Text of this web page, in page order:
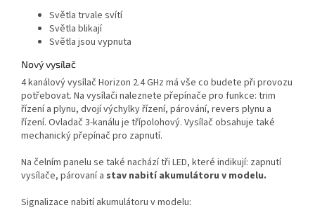
Světla trvale svítí
Světla blikají
Světla jsou vypnuta
Nový vysílač
4 kanálový vysílač Horizon 2.4 GHz má vše co budete při provozu
potřebovat. Na vysílači naleznete přepínače pro funkce: trim
řízení a plynu, dvojí výchylky řízení, párování, revers plynu a
řízení. Ovladač 3-kanálu je třípolohový. Vysílač obsahuje také
mechanický přepínač pro zapnutí.
Na čelním panelu se také nachází tři LED, které indikují: zapnutí
vysílače, párovaní a stav nabití akumulátoru v modelu.
Signalizace nabití akumulátoru v modelu: